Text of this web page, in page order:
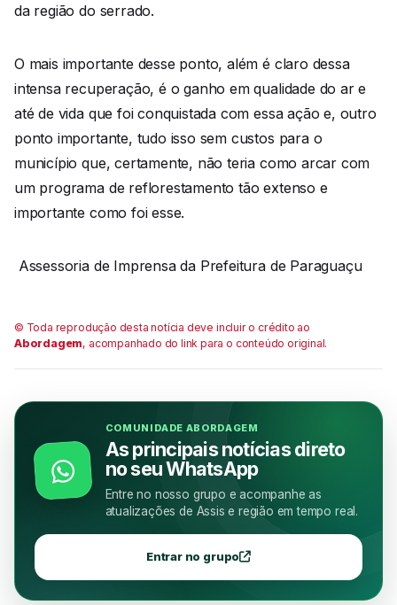
da região do serrado.
O mais importante desse ponto, além é claro dessa
intensa recuperação, é o ganho em qualidade do ar e
até de vida que foi conquistada com essa ação e, outro
ponto importante, tudo isso sem custos para o
município que, certamente, não teria como arcar com
um programa de reflorestamento tão extenso e
importante como foi esse.
Assessoria de Imprensa da Prefeitura de Paraguaçu
© Toda reprodução desta notícia deve incluir o crédito ao
Abordagem, acompanhado do link para o conteúdo original.
COMUNIDADE ABORDAGEM
As principais notícias direto
no seu WhatsApp
Entre no nosso grupo e acompanhe as
atualizações de Assis e região em tempo real.
Entrar no grupo